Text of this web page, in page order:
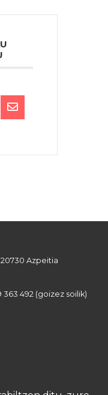
Azpeitia
363 492 (goizez soilik)